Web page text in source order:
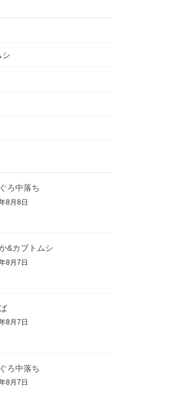
シ
ろ中落ち
8月8日
&カブトムシ
8月7日
8月7日
ろ中落ち
8月7日